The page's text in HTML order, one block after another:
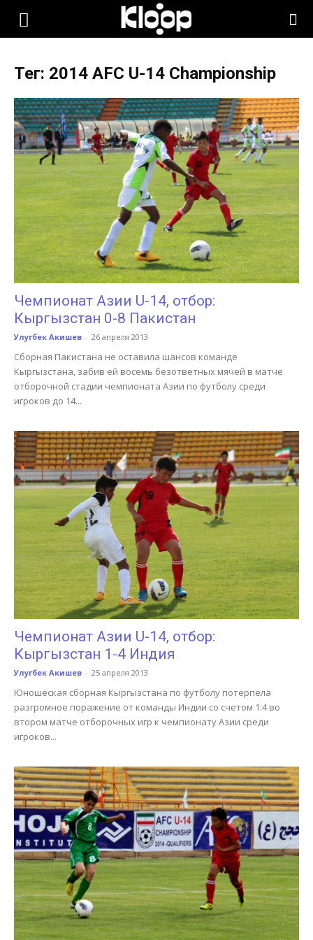
KLOOP.KG
Новости
Кыргызстана
Тег: 2014 AFC U-14 Championship
Чемпионат Азии U-14, отбор:
Кыргызстан 0-8 Пакистан
Улугбек Акишев - 26 апреля 2013
Сборная Пакистана не оставила шансов команде
Кыргызстана, забив ей восемь безответных мячей в матче
отборочной стадии чемпионата Азии по футболу среди
игроков до 14...
Чемпионат Азии U-14, отбор:
Кыргызстан 1-4 Индия
Улугбек Акишев - 25 апреля 2013
Юношеская сборная Кыргызстана по футболу потерпела
разгромное поражение от команды Индии со счетом 1:4 во
втором матче отборочных игр к чемпионату Азии среди
игроков...